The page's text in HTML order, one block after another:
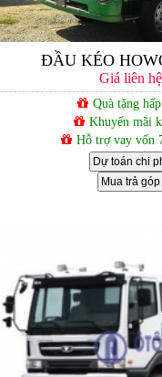
ĐẦU KÉO
Giá liên hệ
Quà tặng
Khuyến mãi
Hỗ trợ vay vốn
Dự toán chi
Mua trả góp